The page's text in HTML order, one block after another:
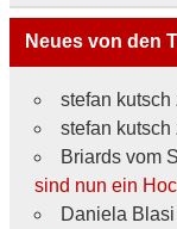
Neues von den
stefan kutsch
stefan kutsch
Briards vom
sind nun ein
Daniela Blasi